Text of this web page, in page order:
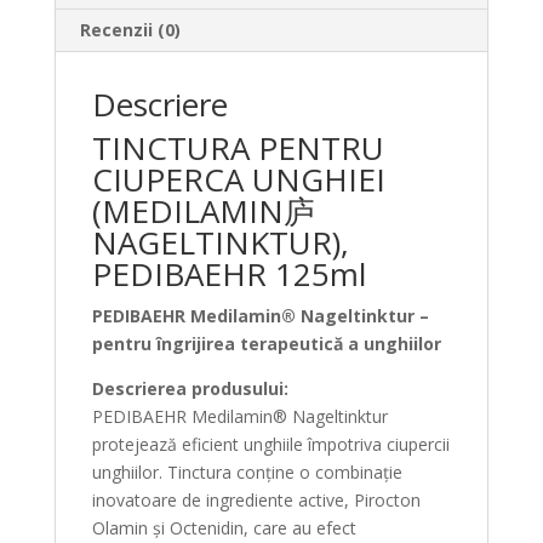
Recenzii (0)
Descriere
TINCTURA PENTRU
CIUPERCA UNGHIEI
(MEDILAMIN庐
NAGELTINKTUR),
PEDIBAEHR 125ml
PEDIBAEHR Medilamin® Nageltinktur –
pentru îngrijirea terapeutică a unghiilor
Descrierea produsului:
PEDIBAEHR Medilamin® Nageltinktur
protejează eficient unghiile împotriva ciupercii
unghiilor. Tinctura conține o combinație
inovatoare de ingrediente active, Pirocton
Olamin și Octenidin, care au efect